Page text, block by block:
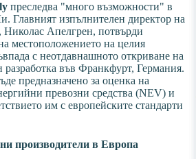
преследва "много възможности" в
Главният изпълнителен директор на
Николас Апелгрен, потвърди
местоположението на целия
с неотдавнашното откриване на
разработка във Франкфурт, Германия.
предназначено за оценка на
превозни средства (NEV) и
им с европейските стандарти
производители в Европа